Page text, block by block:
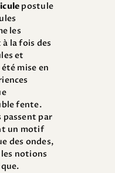
postule
les
la fois des
et
mise en
fente.
passent par
un motif
des ondes,
notions